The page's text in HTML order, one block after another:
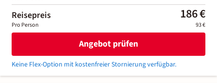
Reisepreis 186 €
Pro Person 93 €
Angebot prüfen
Keine Flex-Option mit kostenfreier Stornierung verfügbar.